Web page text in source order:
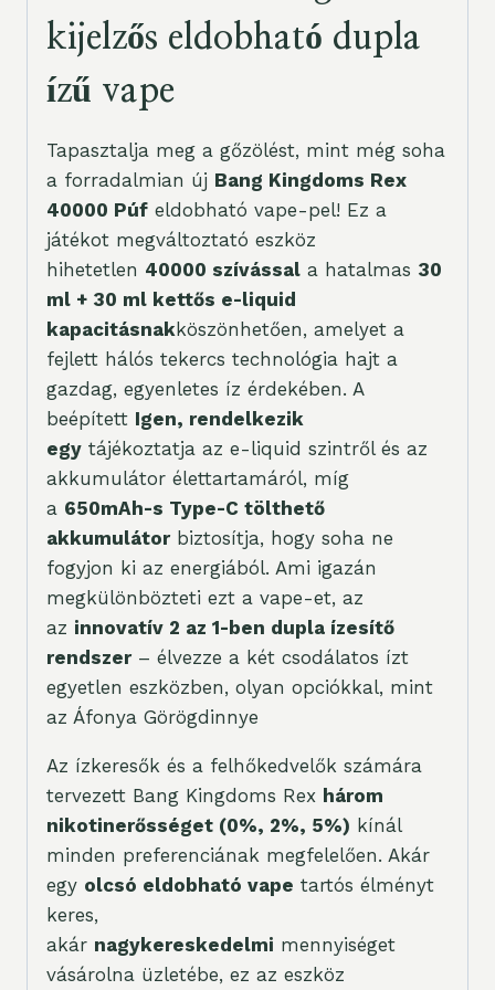
kijelzős eldobható dupla
ízű vape
Tapasztalja meg a gőzölést, mint még soha
a forradalmian új Bang Kingdoms Rex
40000 Púf eldobható vape-pel! Ez a
játékot megváltoztató eszköz
hihetetlen 40000 szívással a hatalmas 30
ml + 30 ml kettős e-liquid
kapacitásnakköszönhetően, amelyet a
fejlett hálós tekercs technológia hajt a
gazdag, egyenletes íz érdekében. A
beépített Igen, rendelkezik
egy tájékoztatja az e-liquid szintről és az
akkumulátor élettartamáról, míg
a 650mAh-s Type-C tölthető
akkumulátorbiztosítja, hogy soha ne
fogyjon ki az energiából. Ami igazán
megkülönbözteti ezt a vape-et, az
az innovatív 2 az 1-ben dupla ízesítő
rendszer– élvezze a két csodálatos ízt
egyetlen eszközben, olyan opciókkal, mint
az Áfonya Görögdinnye
Az ízkeresők és a felhőkedvelők számára
tervezett Bang Kingdoms Rex három
nikotinerősséget (0%, 2%, 5%) kínál
minden preferenciának megfelelően. Akár
egy olcsó eldobható vape tartós élményt
keres,
akár nagykereskedelmi mennyiséget
vásárolna üzletébe, ez az eszköz